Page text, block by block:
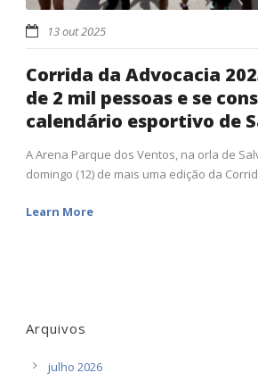
13 out 2025
Corrida da Advocacia
de 2 mil pessoas e se
calendário esportivo de
A Arena Parque dos Ventos, na orla de
domingo (12) de mais uma edição da
Learn More
Arquivos
julho 2026